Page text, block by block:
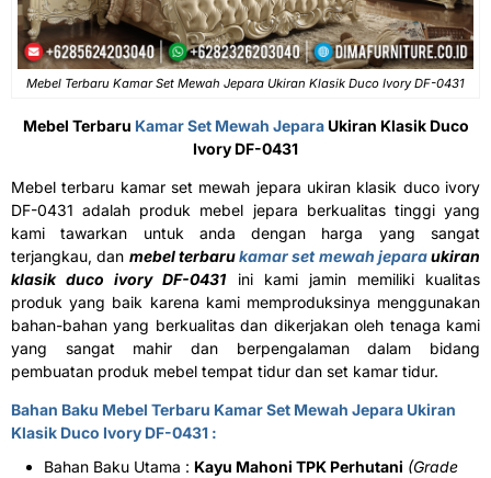
Mebel Terbaru Kamar Set Mewah Jepara Ukiran Klasik Duco Ivory DF-0431
Mebel Terbaru Kamar Set Mewah JeparaUkiran Klasik Duco
Ivory DF-0431
Mebel terbaru kamar set mewah jepara ukiran klasik duco ivory
DF-0431 adalah produk mebel jepara berkualitas tinggi yang
kami tawarkan untuk anda dengan harga yang sangat
terjangkau, dan mebel terbarukamar set mewah jeparaukiran
klasik duco ivory DF-0431 ini kami jamin memiliki kualitas
produk yang baik karena kami memproduksinya menggunakan
bahan-bahan yang berkualitas dan dikerjakan oleh tenaga kami
yang sangat mahir dan berpengalaman dalam bidang
pembuatan produk mebel tempat tidur dan set kamar tidur.
Bahan Baku Mebel Terbaru Kamar Set Mewah Jepara Ukiran
Klasik Duco Ivory DF-0431 :
Bahan Baku Utama : Kayu Mahoni TPK Perhutani (Grade